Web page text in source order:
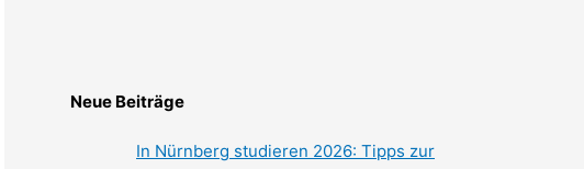
Neue Beiträge
In Nürnberg studieren 2026: Tipps zur